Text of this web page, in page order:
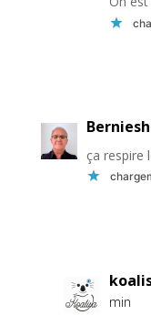
ça respire
min